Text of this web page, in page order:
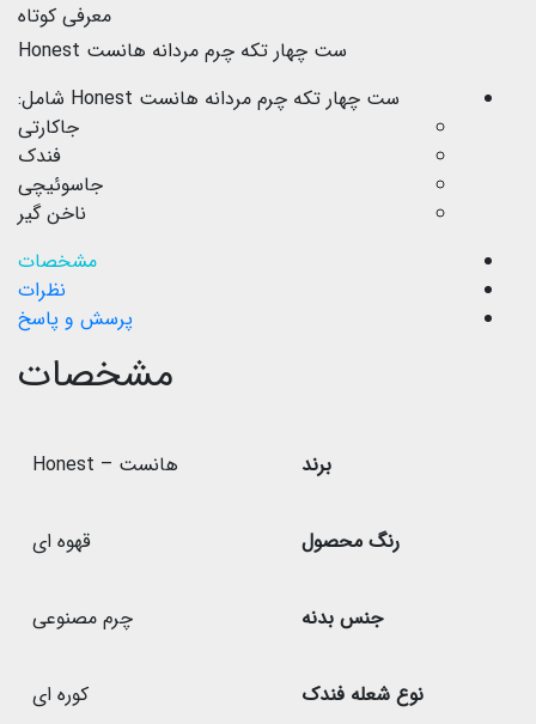
معرفی کوتاه
ست چهار تکه چرم مردانه هانست Honest
ست چهار تکه چرم مردانه هانست Honest شامل:
جاکارتی
فندک
جاسوئیچی
ناخن گیر
مشخصات
نظرات
پرسش و پاسخ
مشخصات
برند هانست – Honest
رنگ محصول قهوه ای
جنس بدنه چرم مصنوعی
نوع شعله فندک کوره ای